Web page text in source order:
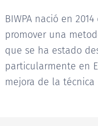
BIWPA nació en
promover una
que se ha estado
particularmente en
mejora de la